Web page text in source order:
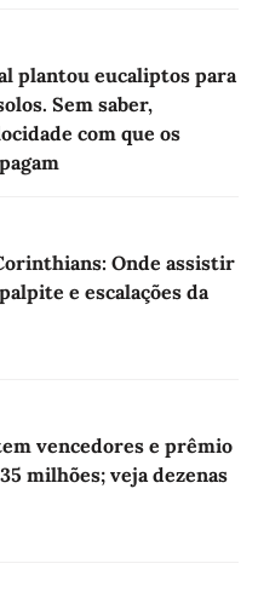
plantou eucaliptos para
Sem saber,
com que os
Onde assistir
e escalações da
vencedores e prêmio
milhões; veja dezenas